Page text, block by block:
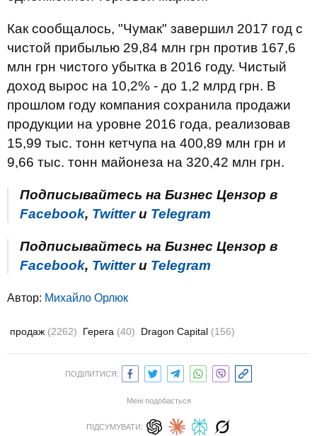
Как сообщалось, "Чумак" завершил 2017 год с
чистой прибылью 29,84 млн грн против 167,6
млн грн чистого убытка в 2016 году. Чистый
доход вырос на 10,2% - до 1,2 млрд грн. В
прошлом году компания сохранила продажи
продукции на уровне 2016 года, реализовав
15,99 тыс. тонн кетчупа на 400,89 млн грн и
9,66 тыс. тонн майонеза на 320,42 млн грн.
Подписывайтесь на Бизнес Цензор в
Facebook, Twitterи Telegram
Подписывайтесь на Бизнес Цензор в
Facebook, Twitterи Telegram
Автор: Михайло Орлюк
продаж (2262) Герега (40) Dragon Capital (156)
ПОДІЛИТИСЯ:
Мені подобається
ПІДСУМУВАТИ: